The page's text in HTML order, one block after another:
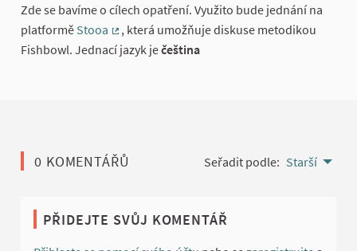
Zde se bavíme o cílech opatření. Využito bude jednání na
platformě Stooa
(Externí odkaz)
, která umožňuje diskuse metodikou
Fishbowl. Jednací jazyk ječeština
0 KOMENTÁŘŮ Seřadit podle: Starší
PŘIDEJTE SVŮJ KOMENTÁŘ